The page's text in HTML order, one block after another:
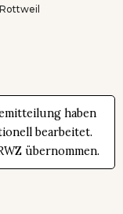
haben
bearbeitet.
übernommen.